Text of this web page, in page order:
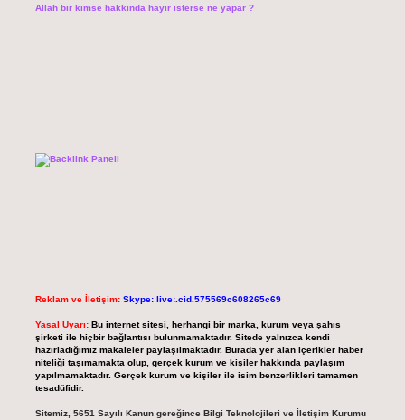
Allah bir kimse hakkında hayır isterse ne yapar ?
Reklam ve İletişim: Skype: live:.cid.575569c608265c69
Yasal Uyarı: Bu internet sitesi, herhangi bir marka, kurum veya şahıs
şirketi ile hiçbir bağlantısı bulunmamaktadır. Sitede yalnızca kendi
hazırladığımız makaleler paylaşılmaktadır. Burada yer alan içerikler haber
niteliği taşımamakta olup, gerçek kurum ve kişiler hakkında paylaşım
yapılmamaktadır. Gerçek kurum ve kişiler ile isim benzerlikleri tamamen
tesadüfidir.
Sitemiz, 5651 Sayılı Kanun gereğince Bilgi Teknolojileri ve İletişim Kurumu